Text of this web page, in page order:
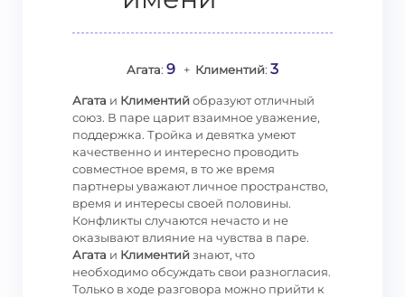
Агата: 9 + Климентий: 3
Агата и Климентийобразуют отличный
союз. В паре царит взаимное уважение,
поддержка. Тройка и девятка умеют
качественно и интересно проводить
совместное время, в то же время
партнеры уважают личное пространство,
время и интересы своей половины.
Конфликты случаются нечасто и не
оказывают влияние на чувства в паре.
Агата и Климентийзнают, что
необходимо обсуждать свои разногласия.
Только в ходе разговора можно прийти к